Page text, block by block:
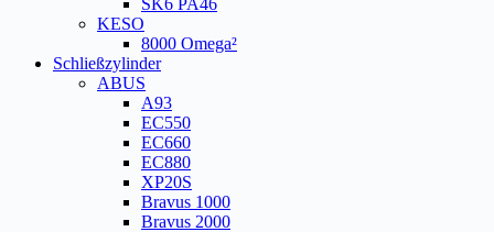
SK6 PA46
KESO
8000 Omega²
Schließzylinder
ABUS
A93
EC550
EC660
EC880
XP20S
Bravus 1000
Bravus 2000